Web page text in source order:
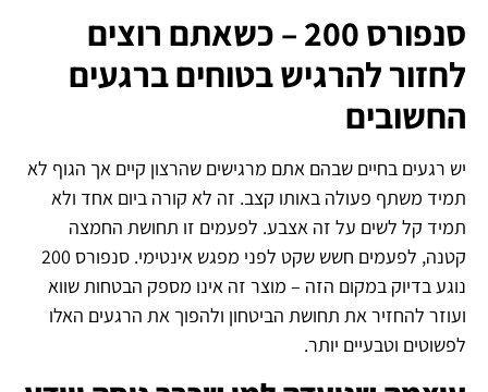
סנפורס 200 – כשאתם רוצים
לחזור להרגיש בטוחים ברגעים
החשובים
יש רגעים בחיים שבהם אתם מרגישים שהרצון קיים אך הגוף לא
תמיד משתף פעולה באותו קצב. זה לא קורה ביום אחד ולא
תמיד קל לשים על זה אצבע. לפעמים זו תחושת החמצה
קטנה, לפעמים חשש שקט לפני מפגש אינטימי. סנפורס 200
נוגע בדיוק במקום הזה – מוצר זה אינו מספק הבטחות שווא
ועוזר להחזיר את תחושת הביטחון ולהפוך את הרגעים האלו
לפשוטים וטבעיים יותר.